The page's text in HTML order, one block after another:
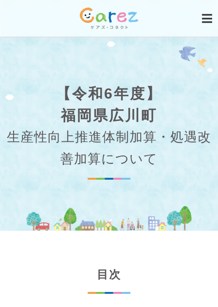
【令和6年度】
福岡県広川町
生産性向上推進体制加算・処遇改
善加算について
目次